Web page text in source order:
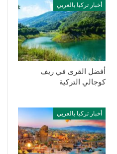
أخبار تركيا بالعربي
أفضل القرى في ريف
كوجالي التركية
أخبار تركيا بالعربي